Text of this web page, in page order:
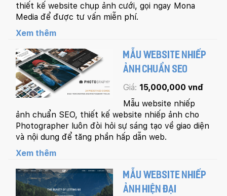
thiết kế website chụp ảnh cưới, gọi ngay Mona
Media để được tư vấn miễn phí.
Xem thêm
MẪU WEBSITE NHIẾP
ẢNH CHUẨN SEO
Giá: 15,000,000 vnđ
Mẫu website nhiếp
ảnh chuẩn SEO, thiết kế website nhiếp ảnh cho
Photographer luôn đòi hỏi sự sáng tạo về giao diện
và nội dung để tăng phần hấp dẫn web.
Xem thêm
MẪU WEBSITE NHIẾP
ẢNH HIỆN ĐẠI